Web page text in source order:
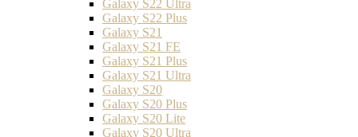
Galaxy S22 Ultra
Galaxy S22 Plus
Galaxy S21
Galaxy S21 FE
Galaxy S21 Plus
Galaxy S21 Ultra
Galaxy S20
Galaxy S20 Plus
Galaxy S20 Lite
Galaxy S20 Ultra